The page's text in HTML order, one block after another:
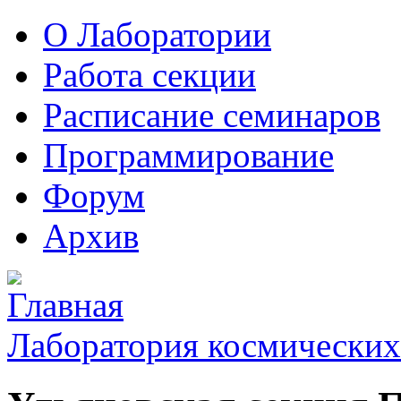
О Лаборатории
Работа секции
Расписание семинаров
Программирование
Форум
Архив
Лаборатория